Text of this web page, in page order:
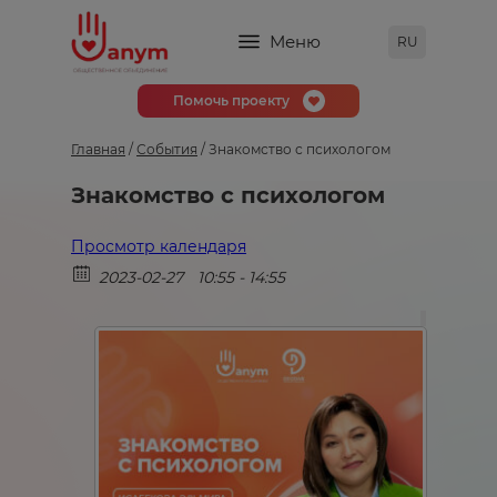
Меню RU
Помочь проекту
Главная / События / Знакомство с психологом
Знакомство с психологом
Просмотр календаря
2023-02-27
10:55 - 14:55